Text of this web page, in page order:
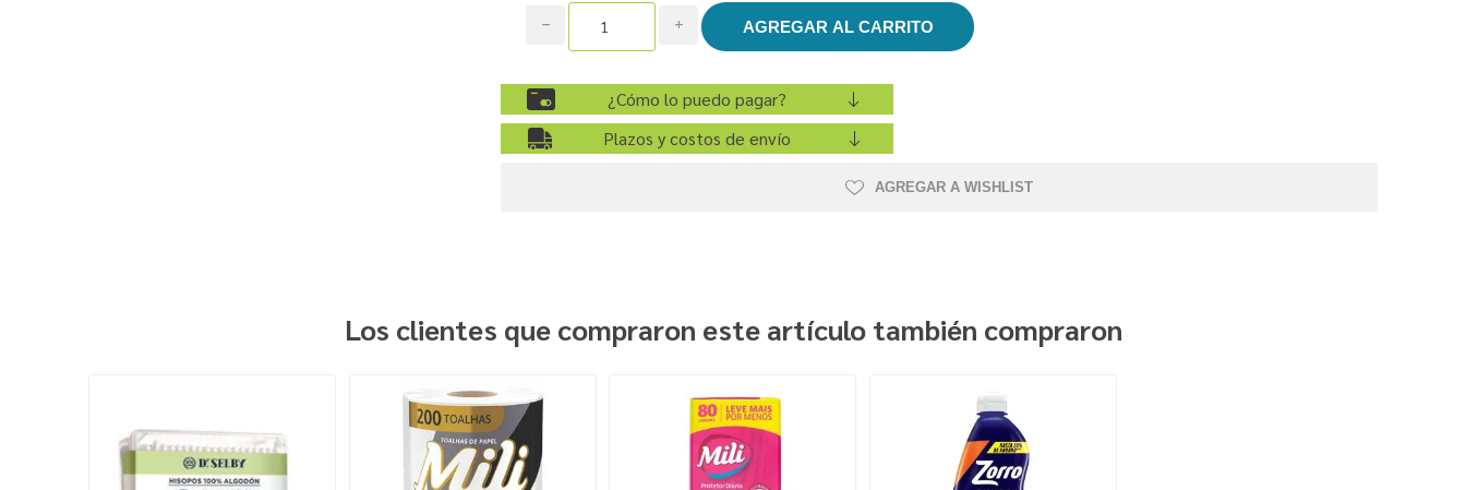
i
h
¿Cómo lo puedo pagar?
Plazos y costos de envío
AGREGAR A WISHLIST
Los clientes que compraron este artículo también compraron